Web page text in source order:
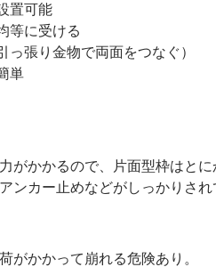
設置可能
等に受ける
金物で両面をつなぐ）
かるので、片面型枠はとに
ー止めなどがしっかりされ
かって崩れる危険あり。